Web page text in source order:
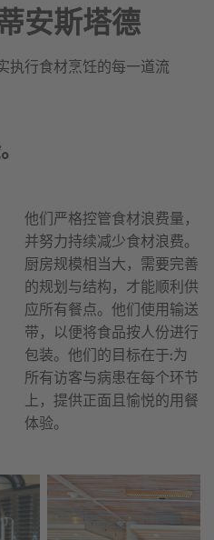
安斯塔德
执行食材烹饪的每一道流